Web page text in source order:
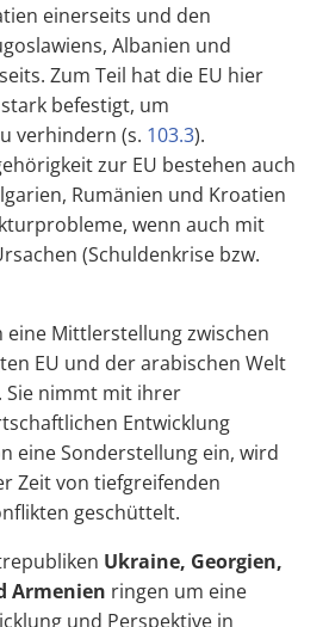
einerseits und den
Albanien und
Zum Teil hat die EU hier
befestigt, um
verhindern (s. 103.3).
zur EU bestehen auch
Rumänien und Kroatien
wenn auch mit
(Schuldenkrise bzw.
eine Mittlerstellung zwischen
EU und der arabischen Welt
Sie nimmt mit ihrer
Entwicklung
eine Sonderstellung ein, wird
Zeit von tiefgreifenden
geschüttelt.
Ukraine, Georgien,
Armenien ringen um eine
und Perspektive in